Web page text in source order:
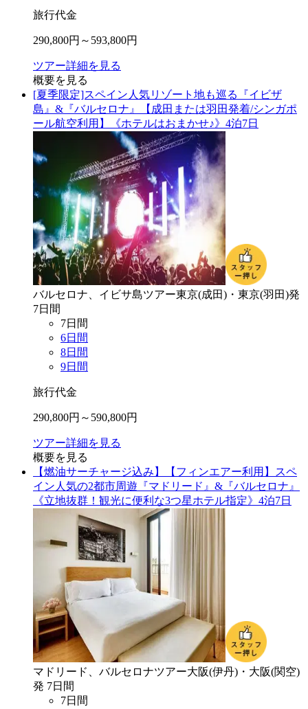
旅行代金
290,800円～ 593,800円
ツアー詳細を見る
概要を見る
[夏季限定]スペイン人気リゾート地も巡る『イビザ
島』&『バルセロナ』【成田または羽田発着/シンガポ
ール航空利用】《ホテルはおまかせ♪》4泊7日
バルセロナ、イビサ島ツアー東京(成田)・東京(羽田)発
7日間
7日間
6日間
8日間
9日間
旅行代金
290,800円～ 590,800円
ツアー詳細を見る
概要を見る
【燃油サーチャージ込み】【フィンエアー利用】スペ
イン人気の2都市周遊『マドリード』&『バルセロナ』
《立地抜群！観光に便利な3つ星ホテル指定》4泊7日
マドリード、バルセロナツアー大阪(伊丹)・大阪(関空)
発 7日間
7日間